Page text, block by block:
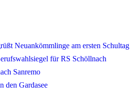
Neuankömmlinge am ersten Schultag
für RS Schöllnach
Sanremo
den Gardasee